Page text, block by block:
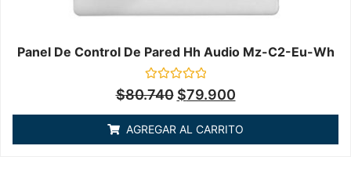
Panel De Control De Pared Hh Audio Mz-C2-Eu-Wh
Valorado
en
de
5
$80.740 $79.900
AGREGAR AL CARRITO